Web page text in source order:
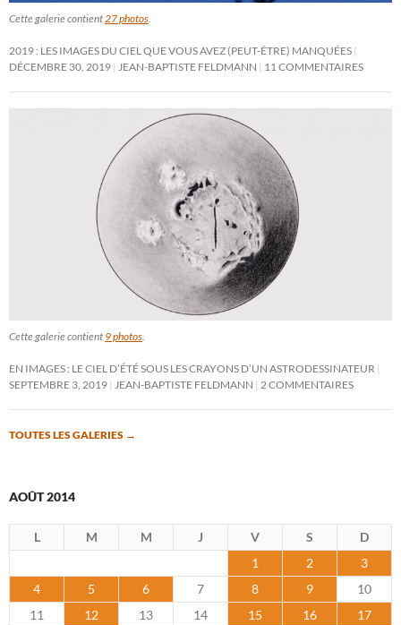
Cette galerie contient27 photos.
2019 : LES IMAGES DU CIEL QUE VOUS AVEZ (PEUT-ÊTRE) MANQUÉES
DÉCEMBRE 30, 2019 JEAN-BAPTISTE FELDMANN 11 COMMENTAIRES
Cette galerie contient 9 photos.
EN IMAGES : LE CIEL D’ÉTÉ SOUS LES CRAYONS D’UN ASTRODESSINATEUR
SEPTEMBRE 3, 2019 JEAN-BAPTISTE FELDMANN 2 COMMENTAIRES
TOUTES LES GALERIES →
AOÛT 2014
L M M J V S
D
1
2
3
4
5 6 7 8 9
10
11
12 13 14 15 16
17